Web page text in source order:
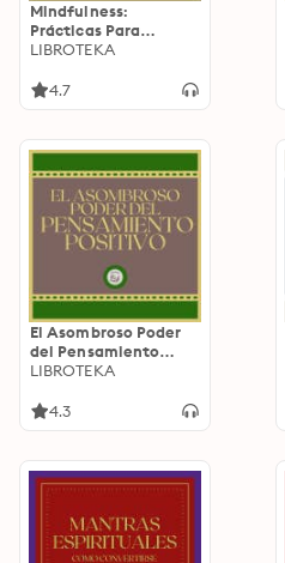
Mindfulness:
Prácticas Para
Mejorar Tu Cuerpo,
LIBROTEKA
4.7
El Asombroso Poder
del Pensamiento
Positivo
LIBROTEKA
4.3